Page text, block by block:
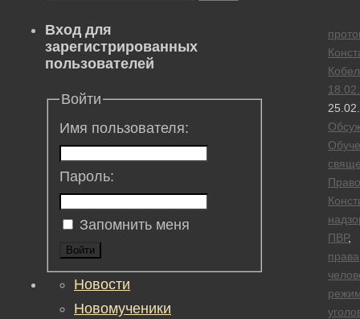
ПВР,
права
Вход для
зарегистрированных
пользователей
Войти
Имя пользователя:
Пароль:
Запомнить меня
Войти
Новости
Новомученики